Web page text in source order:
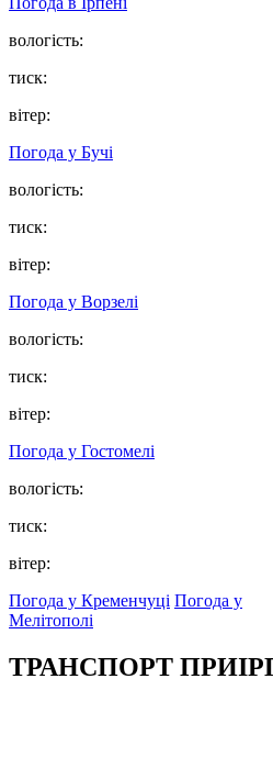
вологість:
тиск:
вітер:
Погода у Бучі
вологість:
тиск:
вітер:
Погода у Ворзелі
вологість:
тиск:
вітер:
Погода у Гостомелі
вологість:
тиск:
вітер:
Погода у Кременчуці Погода у
Мелітополі
ТРАНСПОРТ